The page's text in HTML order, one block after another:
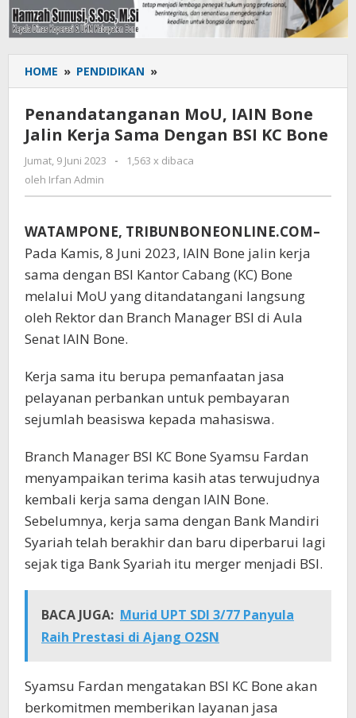
HOME » PENDIDIKAN »
MoU,
Bone
Jalin
Kerja
Bone
Penandatanganan MoU, IAIN Bone
Jalin Kerja Sama Dengan BSI KC Bone
Jumat, 9 Juni 2023
oleh
-
1,563 x dibaca
oleh Irfan Admin
WATAMPONE, TRIBUNBONEONLINE.COM–
Pada Kamis, 8 Juni 2023, IAIN Bone jalin kerja
sama dengan BSI Kantor Cabang (KC) Bone
melalui MoU yang ditandatangani langsung
oleh Rektor dan Branch Manager BSI di Aula
Senat IAIN Bone.
Kerja sama itu berupa pemanfaatan jasa
pelayanan perbankan untuk pembayaran
sejumlah beasiswa kepada mahasiswa.
Branch Manager BSI KC Bone Syamsu Fardan
menyampaikan terima kasih atas terwujudnya
kembali kerja sama dengan IAIN Bone.
Sebelumnya, kerja sama dengan Bank Mandiri
Syariah telah berakhir dan baru diperbarui lagi
sejak tiga Bank Syariah itu merger menjadi BSI.
BACA JUGA: Murid UPT SDI 3/77 Panyula
Raih Prestasi di Ajang O2SN
Syamsu Fardan mengatakan BSI KC Bone akan
berkomitmen memberikan layanan jasa